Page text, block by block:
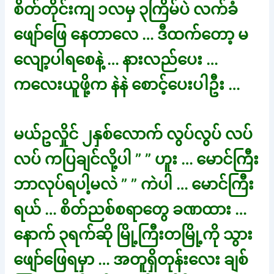
စိတ်တိုင်းကျ ၁လမှ ၃ကြိမ်ပဲ လက်ခံ
ဖျော်ဖြေ နေတာလေ … ဒီထက်တော့ မ
လျော့ပါရစေနဲ့ … နားလည်ပေး …
ကလေးယူဖို့က နဲနဲ စောင့်ပေးပါဦး …
မယ်ဥလှိုင် ၂နှစ်လောက် လွပ်လွပ် လပ်
လပ် ကပြချင်လို့ပါ ” ” ဟူး … မောင်ကြီး
ဘာလုပ်ရပါ့မလဲ ” ” ကဲပါ … မောင်ကြီး
ရယ် … စိတ်ညစ်စရာတွေ ခဏထား …
နောက် ၃ရက်ဆို မြို့ကြီးတမြို့ကို သွား
ဖျော်ဖြေရမှာ … အတူရှိတုန်းလေး ချစ်